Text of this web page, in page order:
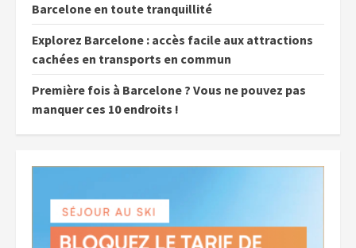
Barcelone en toute tranquillité
Explorez Barcelone : accès facile aux attractions
cachées en transports en commun
Première fois à Barcelone ? Vous ne pouvez pas
manquer ces 10 endroits !